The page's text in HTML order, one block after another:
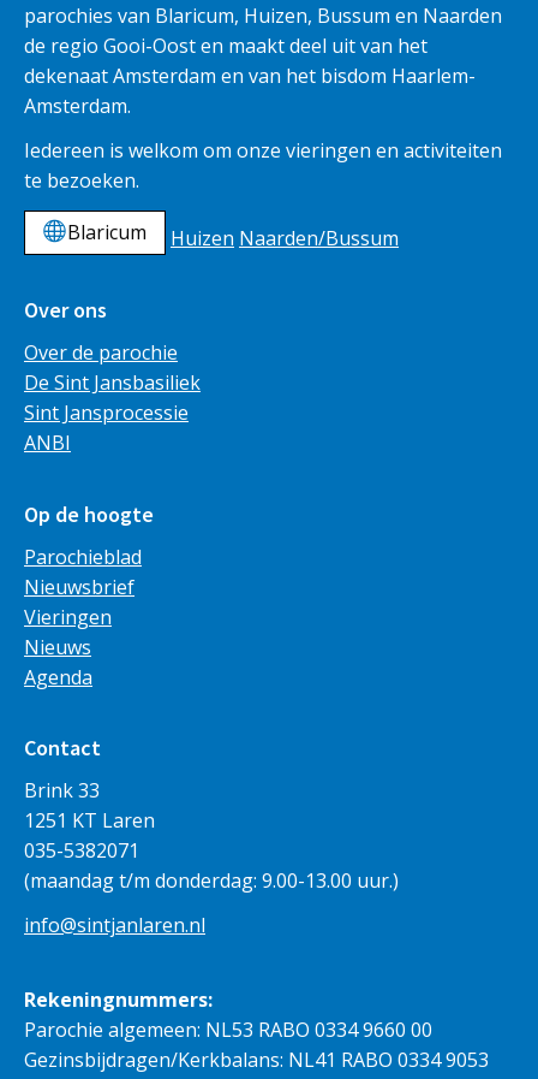
parochies van Blaricum, Huizen, Bussum en Naarden
de regio Gooi-Oost en maakt deel uit van het
dekenaat Amsterdam en van het bisdom Haarlem-
Amsterdam.
Iedereen is welkom om onze vieringen en activiteiten
te bezoeken.
Blaricum
Huizen Naarden/Bussum
Over ons
Over de parochie
De Sint Jansbasiliek
Sint Jansprocessie
ANBI
Op de hoogte
Parochieblad
Nieuwsbrief
Vieringen
Nieuws
Agenda
Contact
Brink 33
1251 KT Laren
035-5382071
(maandag t/m donderdag: 9.00-13.00 uur.)
info@sintjanlaren.nl
Rekeningnummers:
Parochie algemeen: NL53 RABO 0334 9660 00
Gezinsbijdragen/Kerkbalans: NL41 RABO 0334 9053